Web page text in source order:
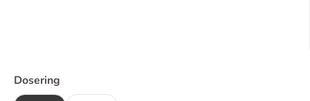
Dosering